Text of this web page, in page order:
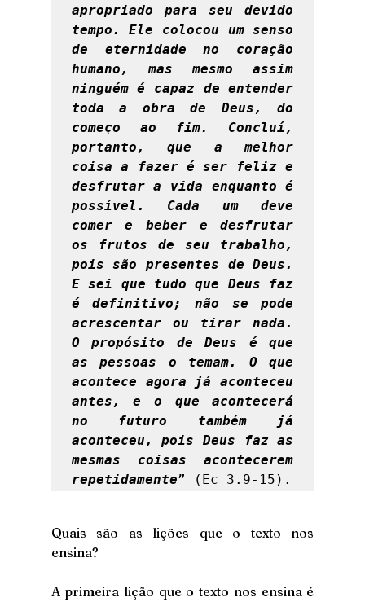
apropriado para seu devido
tempo. Ele colocou um senso
de eternidade no coração
humano, mas mesmo assim
ninguém é capaz de entender
toda a obra de Deus, do
começo ao fim. Concluí,
portanto, que a melhor
coisa a fazer é ser feliz e
desfrutar a vida enquanto é
possível. Cada um deve
comer e beber e desfrutar
os frutos de seu trabalho,
pois são presentes de Deus.
E sei que tudo que Deus faz
é definitivo; não se pode
acrescentar ou tirar nada.
O propósito de Deus é que
as pessoas o temam. O que
acontece agora já aconteceu
antes, e o que acontecerá
no futuro também já
aconteceu, pois Deus faz as
mesmas coisas acontecerem
repetidamente
Quais são as lições que o texto nos
ensina?
A primeira lição que o texto nos ensina é